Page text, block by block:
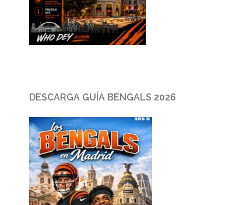
DESCARGA GUÍA BENGALS 2026